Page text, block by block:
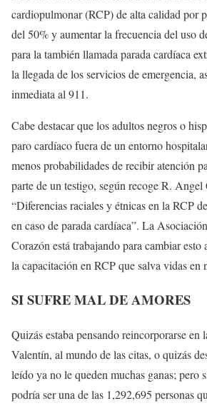
cardiopulmonar (RCP) de alta calidad por
del 50% y aumentar la frecuencia del uso
para la también llamada parada cardíaca
la llegada de los servicios de emergencia,
inmediata al 911.
Cabe destacar que los adultos negros o
paro cardíaco fuera de un entorno
menos probabilidades de recibir atención
parte de un testigo, según recoge R.
“Diferencias raciales y étnicas en la RCP
en caso de parada cardíaca”. La
Corazón está trabajando para cambiar esto
la capacitación en RCP que salva vidas en
SI SUFRE MAL DE AMORES
Quizás estaba pensando reincorporarse en
Valentín, al mundo de las citas, o quizás
leído ya no le queden muchas ganas; pero
podría ser una de las 1,292,695 personas